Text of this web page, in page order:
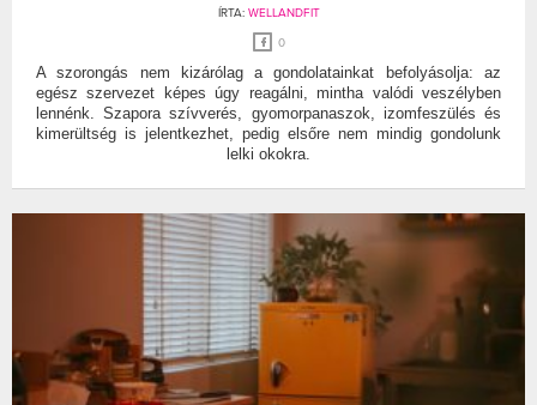
ÍRTA: WELLANDFIT
0
A szorongás nem kizárólag a gondolatainkat befolyásolja: az
egész szervezet képes úgy reagálni, mintha valódi veszélyben
lennénk. Szapora szívverés, gyomorpanaszok, izomfeszülés és
kimerültség is jelentkezhet, pedig elsőre nem mindig gondolunk
lelki okokra.